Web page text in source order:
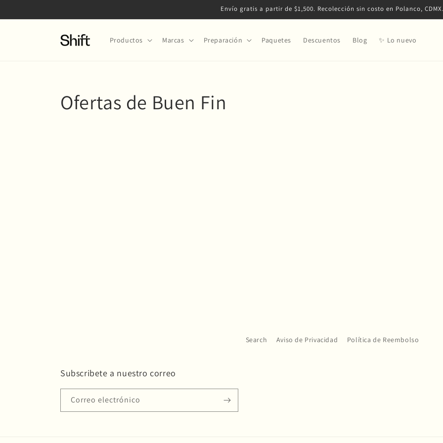
al contenido
Envío gratis a partir de $1,500. Recolección sin costo en Polanco, CDMX.
Productos Marcas Preparación Paquetes Descuentos Blog ✨ Lo nuevo
Ofertas de Buen Fin
Search Aviso de Privacidad Política de Reembolso
Subscribete a nuestro correo
Correo electrónico